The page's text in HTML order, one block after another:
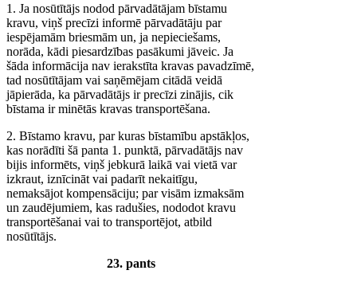
1. Ja nosūtītājs nodod pārvadātājam bīstamu
kravu, viņš precīzi informē pārvadātāju par
iespējamām briesmām un, ja nepieciešams,
norāda, kādi piesardzības pasākumi jāveic. Ja
šāda informācija nav ierakstīta kravas pavadzīmē,
tad nosūtītājam vai saņēmējam citādā veidā
jāpierāda, ka pārvadātājs ir precīzi zinājis, cik
bīstama ir minētās kravas transportēšana.
2. Bīstamo kravu, par kuras bīstamību apstākļos,
kas norādīti šā panta 1. punktā, pārvadātājs nav
bijis informēts, viņš jebkurā laikā vai vietā var
izkraut, iznīcināt vai padarīt nekaitīgu,
nemaksājot kompensāciju; par visām izmaksām
un zaudējumiem, kas radušies, nododot kravu
transportēšanai vai to transportējot, atbild
nosūtītājs.
23. pants